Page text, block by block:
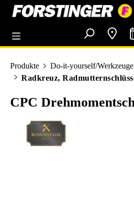
springen
Produkte Do-it-yourself/Werkzeuge
Radkreuz,
CPC